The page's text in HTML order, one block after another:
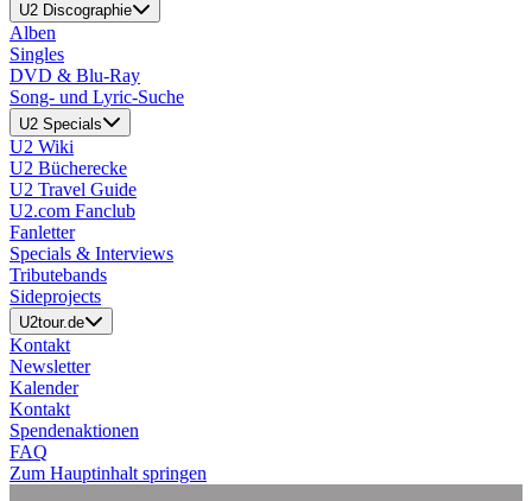
U2 Discographie
Alben
Singles
DVD & Blu-Ray
Song- und Lyric-Suche
U2 Specials
U2 Wiki
U2 Bücherecke
U2 Travel Guide
U2.com Fanclub
Fanletter
Specials & Interviews
Tributebands
Sideprojects
U2tour.de
Kontakt
Newsletter
Kalender
Kontakt
Spendenaktionen
FAQ
Zum Hauptinhalt springen